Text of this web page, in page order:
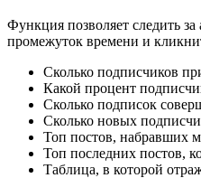
Функция позволяет следить
промежуток времени и
Сколько подписчиков
Какой процент
Сколько подписок
Сколько новых
Топ постов, набравших
Топ последних постов,
Таблица, в которой